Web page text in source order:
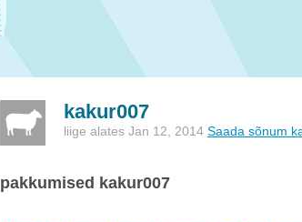
kakur007
liige alates Jan 12, 2014 Saada sõnum
pakkumised kakur007